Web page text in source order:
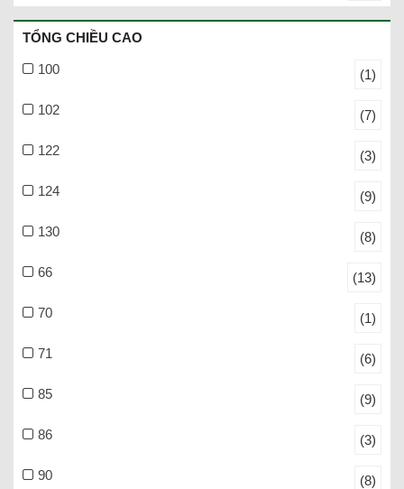
TỔNG CHIỀU CAO
100 (1)
102 (7)
122 (3)
124 (9)
130 (8)
66 (13)
70 (1)
71 (6)
85 (9)
86 (3)
90 (8)